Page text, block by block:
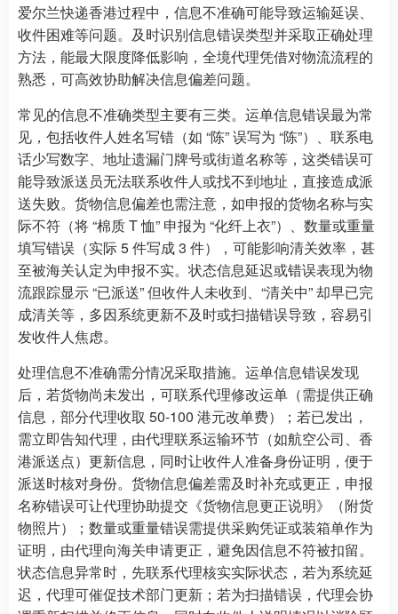
爱尔兰快递香港过程中，信息不准确可能导致运输延误、
收件困难等问题。及时识别信息错误类型并采取正确处理
方法，能最大限度降低影响，全境代理凭借对物流流程的
熟悉，可高效协助解决信息偏差问题。
常见的信息不准确类型主要有三类。运单信息错误最为常
见，包括收件人姓名写错（如 “陈” 误写为 “陈”）、联系电
话少写数字、地址遗漏门牌号或街道名称等，这类错误可
能导致派送员无法联系收件人或找不到地址，直接造成派
送失败。货物信息偏差也需注意，如申报的货物名称与实
际不符（将 “棉质 T 恤” 申报为 “化纤上衣”）、数量或重量
填写错误（实际 5 件写成 3 件），可能影响清关效率，甚
至被海关认定为申报不实。状态信息延迟或错误表现为物
流跟踪显示 “已派送” 但收件人未收到、“清关中” 却早已完
成清关等，多因系统更新不及时或扫描错误导致，容易引
发收件人焦虑。
处理信息不准确需分情况采取措施。运单信息错误发现
后，若货物尚未发出，可联系代理修改运单（需提供正确
信息，部分代理收取 50-100 港元改单费）；若已发出，
需立即告知代理，由代理联系运输环节（如航空公司、香
港派送点）更新信息，同时让收件人准备身份证明，便于
派送时核对身份。货物信息偏差需及时补充或更正，申报
名称错误可让代理协助提交《货物信息更正说明》（附货
物照片）；数量或重量错误需提供采购凭证或装箱单作为
证明，由代理向海关申请更正，避免因信息不符被扣留。
状态信息异常时，先联系代理核实实际状态，若为系统延
迟，代理可催促技术部门更新；若为扫描错误，代理会协